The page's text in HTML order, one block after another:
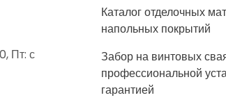
Пт: с
Каталог отделочных
напольных покрытий
Забор на винтовых
профессиональной
гарантией